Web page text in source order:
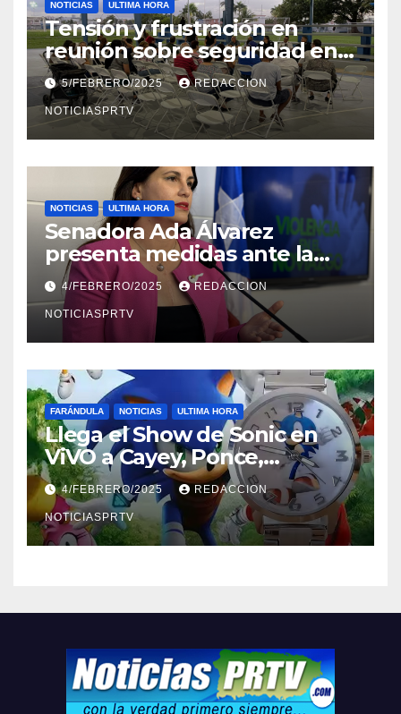
NOTICIAS ULTIMA HORA
Tensión y frustración en
reunión sobre seguridad en
Reparto Metropolitano
5/FEBRERO/2025 REDACCION
NOTICIASPRTV
NOTICIAS ULTIMA HORA
Senadora Ada Álvarez
presenta medidas ante la
violencia en el noviazgo
4/FEBRERO/2025 REDACCION
NOTICIASPRTV
FARÁNDULA NOTICIAS ULTIMA HORA
Llega el Show de Sonic en
ViVO a Cayey, Ponce,
Barceloneta y Humacao,
Relojes gratis para el que
compre ahora….
4/FEBRERO/2025 REDACCION
NOTICIASPRTV